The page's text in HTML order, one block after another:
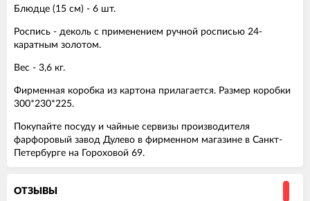
Блюдце (15 см) - 6 шт.
Роспись - деколь с применением ручной росписью 24-
каратным золотом.
Вес - 3,6 кг.
Фирменная коробка из картона прилагается. Размер коробки
300*230*225.
Покупайте посуду и чайные сервизы производителя
фарфоровый завод Дулево в фирменном магазине в Санкт-
Петербурге на Гороховой 69.
ОТЗЫВЫ